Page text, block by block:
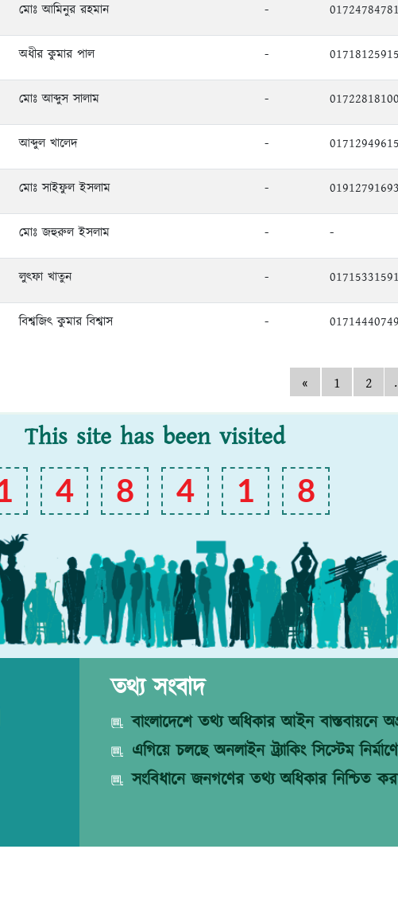
মোঃ আমিনুর রহমান - 01724784781
অধীর কুমার পাল - 01718125915
মোঃ আব্দুস সালাম - 01722818100
আব্দুল খালেদ - 01712949615
মোঃ সাইফুল ইসলাম - 01912791693
মোঃ জহুরুল ইসলাম - -
লুৎফা খাতুন - 01715331591
বিশ্বজিৎ কুমার বিশ্বাস - 01714440749
« 1 2
This site has been visited
4 8 4 1 8
তথ্য সংবাদ
বাংলাদেশে তথ্য অধিকার আইন বাস্তবায়নে
এগিয়ে চলছে অনলাইন ট্র্যাকিং সিস্টেম
সংবিধানে জনগণের তথ্য অধিকার নিশ্চিত